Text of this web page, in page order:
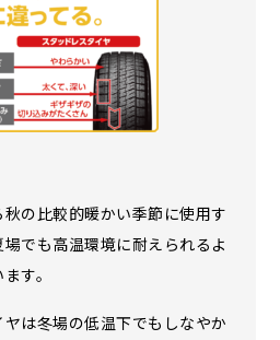
の比較的暖かい季節に使用す
でも高温環境に耐えられるよ
す。
は冬場の低温下でもしなやか